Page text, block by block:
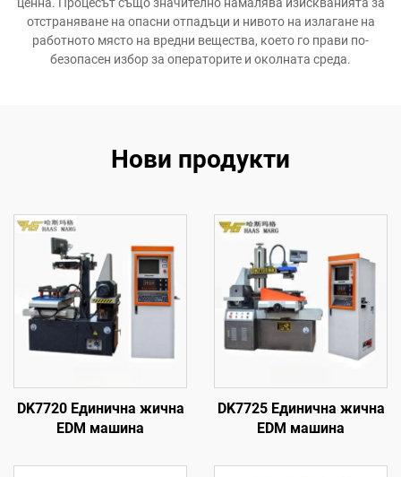
отстраняване на опасни отпадъци и нивото на излагане на
работното място на вредни вещества, което го прави по-
безопасен избор за операторите и околната среда.
Нови продукти
DK7720 Единична жична
EDM машина
DK7725 Единична жична
EDM машина